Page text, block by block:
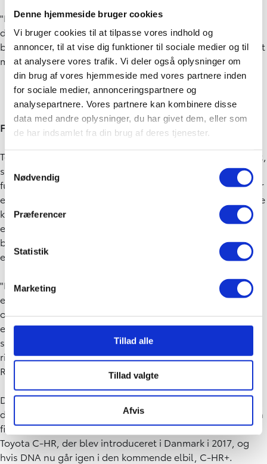
Denne hjemmeside bruger cookies
Vi bruger cookies til at tilpasse vores indhold og
annoncer, til at vise dig funktioner til sociale medier og til
at analysere vores trafik. Vi deler også oplysninger om
din brug af vores hjemmeside med vores partnere inden
for sociale medier, annonceringspartnere og
analysepartnere. Vores partnere kan kombinere disse
data med andre oplysninger, du har givet dem, eller som
de har indsamlet fra din brug af deres tjenester.
Nødvendig
Præferencer
Statistik
Marketing
Tillad alle
Tillad valgte
Afvis
"Det var fedt, at bilen på forhånd ikke var defineret af
drivlinjen, og at den ikke var en eller anden stereotyp af en
bil med forbrændingsmotor eller elektrisk bil. Det har givet
mig noget mere frihed," fortæller Stephan Rasmussen.
Forskellige teknologier
Teknologisk innovation gør det muligt for Corolla Concept,
som den nye konceptbiler hedder, potentielt at være en
fuldt elektrisk bil, brintbil, plug-in hybridbil, hybridbil eller
endda en bil med forbrændingsmotor, der eventuelt kunne
køre på CO2-neutrale brændstoffer. Uanset kilden til den
energi, der skal drive bilen, er Toyotas vision at lave flotte
biler, som alle vil eje og køre. Det har dog ikke lagt et
ekstra pres på den danske bildesigner.
"Mine første tanker var, at jeg først og fremmest ville lave
en flot bil. Jeg tænkte i starten ikke så meget på, at det
også skulle være en bil, som alle ville eje og køre. Det var
en måde at undgå at lægge et pres på mig selv om, at den
skal please alle eller forandre verden. Hvis visionen er
rigtig, så opnår man det alt sammen," siger Stephan
Rasmussen.
Det er ikke første gang, at han har været involveret i
designet af en spændende bil. Han havde således også en
finger med i designet på første generation af crossoveren,
Toyota C-HR, der blev introduceret i Danmark i 2017, og
hvis DNA nu går igen i den kommende elbil, C-HR+.